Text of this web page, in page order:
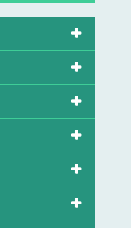





